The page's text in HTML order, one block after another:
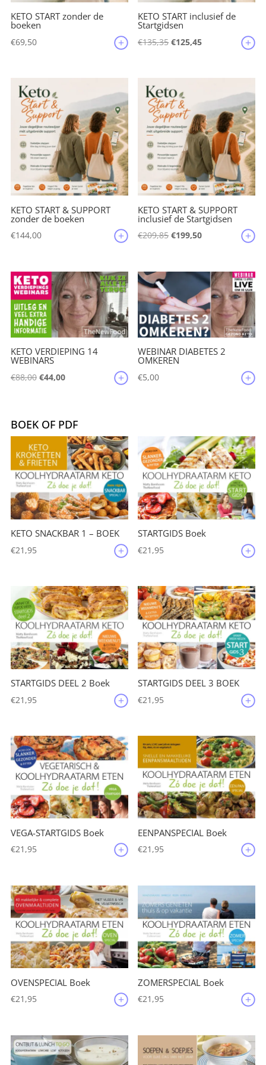
KETO START zonder de
boeken
€69,50
KETO START inclusief de
Startgidsen
€135,35Oorspronkelijke
€135,35.
€125,45Huidige
KETO START & SUPPORT
zonder de boeken
€144,00
KETO START & SUPPORT
inclusief de Startgidsen
€209,85Oorspronkelijke
€209,85.
€199,50Huidige
€199,50.
KETO VERDIEPING 14
WEBINARS
€88,00 Oorspronkelijke
€88,00.
€44,00Huidige
€44,00.
WEBINAR DIABETES 2
OMKEREN
€5,00
BOEK OF PDF
KETO SNACKBAR 1 – BOEK
€21,95
STARTGIDS Boek
€21,95
STARTGIDS DEEL 2 Boek
€21,95
STARTGIDS DEEL 3 BOEK
€21,95
VEGA-STARTGIDS Boek
€21,95
EENPANSPECIAL Boek
€21,95
OVENSPECIAL Boek
€21,95
ZOMERSPECIAL Boek
€21,95